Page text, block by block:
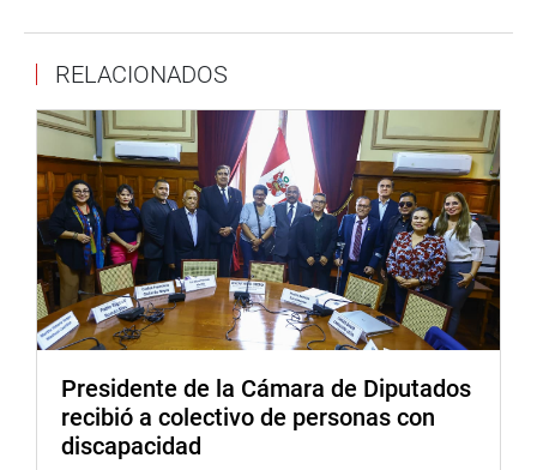
El legislador, Lucio Ávila señaló que se trata de un
instrumento que permitirá proteger lo que ha sido nuestra
historia.
CENTRO DE NOTICIAS
PRENSA-CONGRESO 7-12-17
Puede encontrar más información en nuestra página web
y redes sociales.
RELACIONADOS
Presidente de la Cámara de Diputados
recibió a colectivo de personas con
discapacidad